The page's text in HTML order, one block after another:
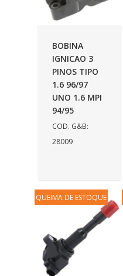
ZM
BOBINA
IGNICAO 3
PINOS TIPO
1.6 96/97
UNO 1.6 MPI
94/95
COD. G&B:
28009
QUEIMA DE ESTOQUE